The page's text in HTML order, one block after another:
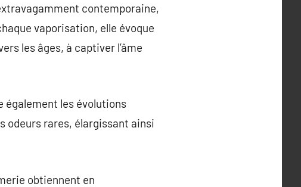
contemporaine,
vaporisation, elle évoque
les âges, à captiver l’âme
également les évolutions
odeurs rares, élargissant ainsi
obtiennent en